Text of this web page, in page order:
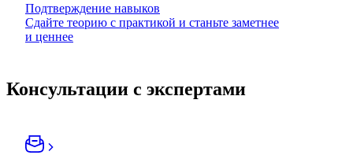
Подтверждение навыков
Сдайте теорию с практикой и станьте заметнее
и ценнее
Консультации с экспертами